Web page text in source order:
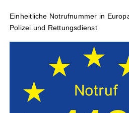
Abrollbehälter
Dekontamination
Einheit­li­che Notruf­num­mer in
Polizei und Rettungs­dienst